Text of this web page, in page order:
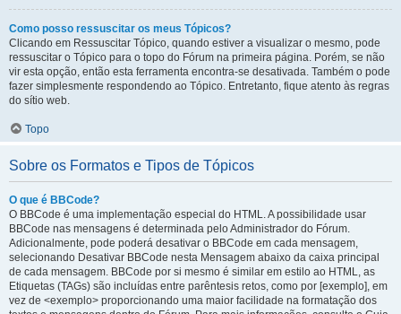
Como posso ressuscitar os meus Tópicos?
Clicando em Ressuscitar Tópico, quando estiver a visualizar o mesmo, pode
ressuscitar o Tópico para o topo do Fórum na primeira página. Porém, se não
vir esta opção, então esta ferramenta encontra-se desativada. Também o pode
fazer simplesmente respondendo ao Tópico. Entretanto, fique atento às regras
do sítio web.
Topo
Sobre os Formatos e Tipos de Tópicos
O que é BBCode?
O BBCode é uma implementação especial do HTML. A possibilidade usar
BBCode nas mensagens é determinada pelo Administrador do Fórum.
Adicionalmente, pode poderá desativar o BBCode em cada mensagem,
selecionando Desativar BBCode nesta Mensagem abaixo da caixa principal
de cada mensagem. BBCode por si mesmo é similar em estilo ao HTML, as
Etiquetas (TAGs) são incluídas entre parêntesis retos, como por [exemplo], em
vez de <exemplo> proporcionando uma maior facilidade na formatação dos